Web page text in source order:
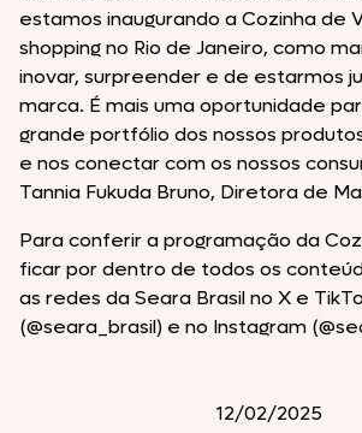
estamos inaugurando a Cozinha de
shopping no Rio de Janeiro, como
inovar, surpreender e de estarmos
marca. É mais uma oportunidade
grande portfólio dos nossos
e nos conectar com os nossos
Tannia Fukuda Bruno, Diretora de
Para conferir a programação da
ficar por dentro de todos os
as redes da Seara Brasil no X e
(@seara_brasil) e no Instagram
12/02/2025